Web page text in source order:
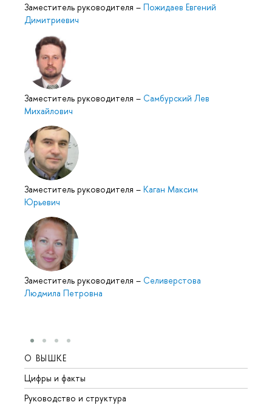
Заместитель руководителя – Пожидаев Евгений
Димитриевич
Заместитель руководителя – Самбурский Лев
Михайлович
Заместитель руководителя – Каган Максим
Юрьевич
Заместитель руководителя – Селиверстова
Людмила Петровна
О ВЫШКЕ
Цифры и факты
Руководство и структура